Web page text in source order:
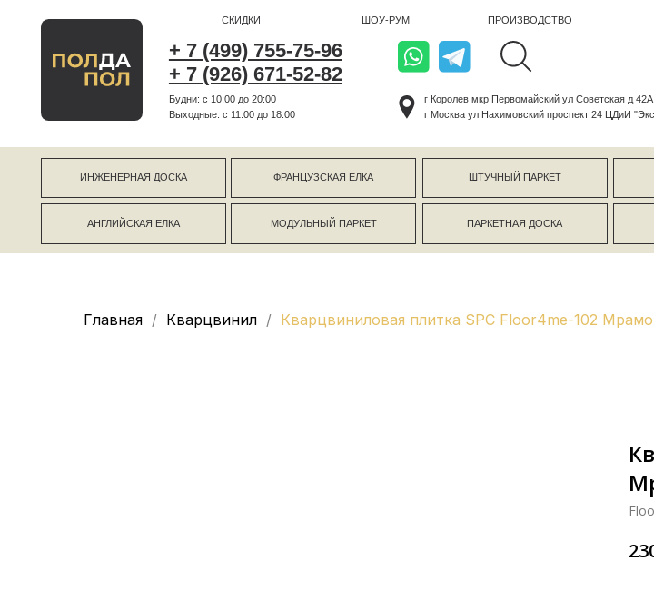
+ 7 (499) 755-75-96
+ 7 (926) 671-52-82
СКИДКИ ШОУ-РУМ ПРОИЗВОДСТВО
Будни: с 10:00 до 20:00
Выходные: c 11:00 до 18:00
г Москва ул Нахимовский проспект 24 ЦДиИ "Экспострой"
ИНЖЕНЕРНАЯ ДОСКА
АНГЛИЙСКАЯ ЕЛКА
ФРАНЦУЗСКАЯ ЕЛКА
ПАРКЕТНАЯ ДОСКА
МОДУЛЬНЫЙ ПАРКЕТ
ШТУЧНЫЙ ПАРКЕТ ЛАМИНАТ
Главная Кварцвинил Кварцвиниловая плитка SPC Floor4me-102